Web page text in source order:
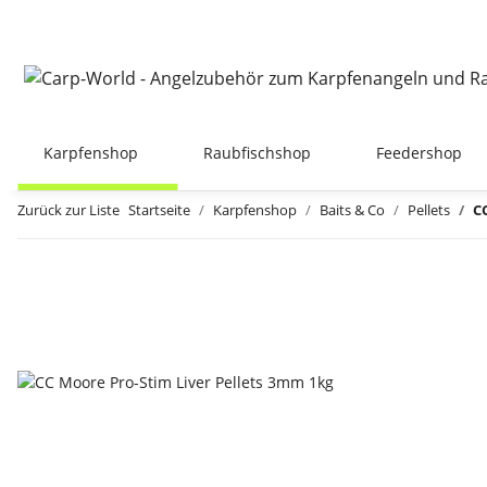
Karpfenshop Raubfischshop Feedershop
Zurück zur Liste Startseite Karpfenshop Baits & Co Pellets